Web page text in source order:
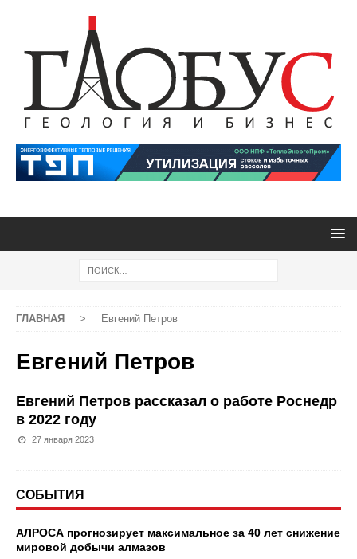
ГЛАВНАЯ > Евгений Петров
Евгений Петров
Евгений Петров рассказал о работе Роснедр
в 2022 году
27 января 2023
СОБЫТИЯ
АЛРОСА прогнозирует максимальное за 40 лет снижение
мировой добычи алмазов